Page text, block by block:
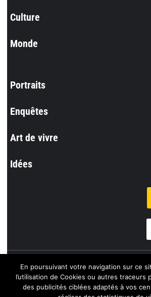
Culture
Monde
Portraits
Enquêtes
Art de vivre
Idées
© l’Incorrect
Mentions Légales |
En poursuivant votre navigation sur ce
l’utilisation de Cookies ou autres traceurs
des publicités ciblées adaptés à vos